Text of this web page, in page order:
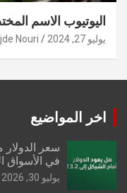
اليوتيوب الاسم
يوليو 27, 2024 Nouri
اخر المواضيع
سعر الدولار
في الأسواق
يوليو 30, 2026